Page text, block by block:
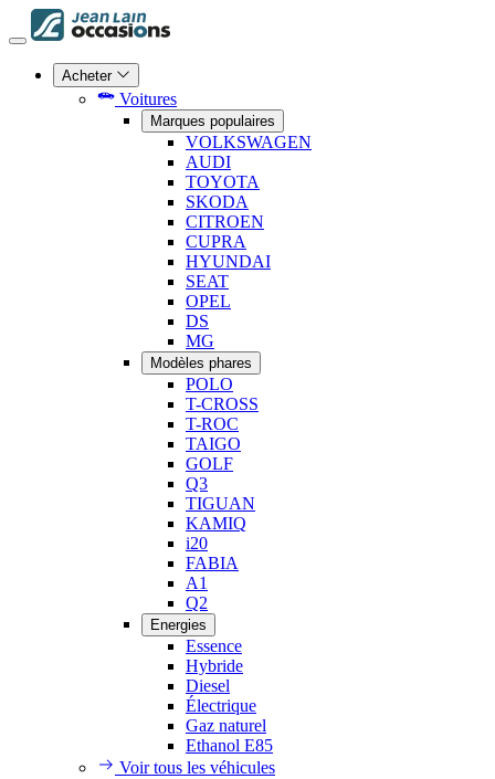
Acheter
Voitures
Marques populaires
VOLKSWAGEN
AUDI
TOYOTA
SKODA
CITROEN
CUPRA
HYUNDAI
SEAT
OPEL
DS
MG
Modèles phares
POLO
T-CROSS
T-ROC
TAIGO
GOLF
Q3
TIGUAN
KAMIQ
i20
FABIA
A1
Q2
Energies
Essence
Hybride
Diesel
Électrique
Gaz naturel
Ethanol E85
Voir tous les véhicules